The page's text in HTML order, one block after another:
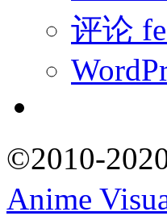
评论
©2010-
Anime